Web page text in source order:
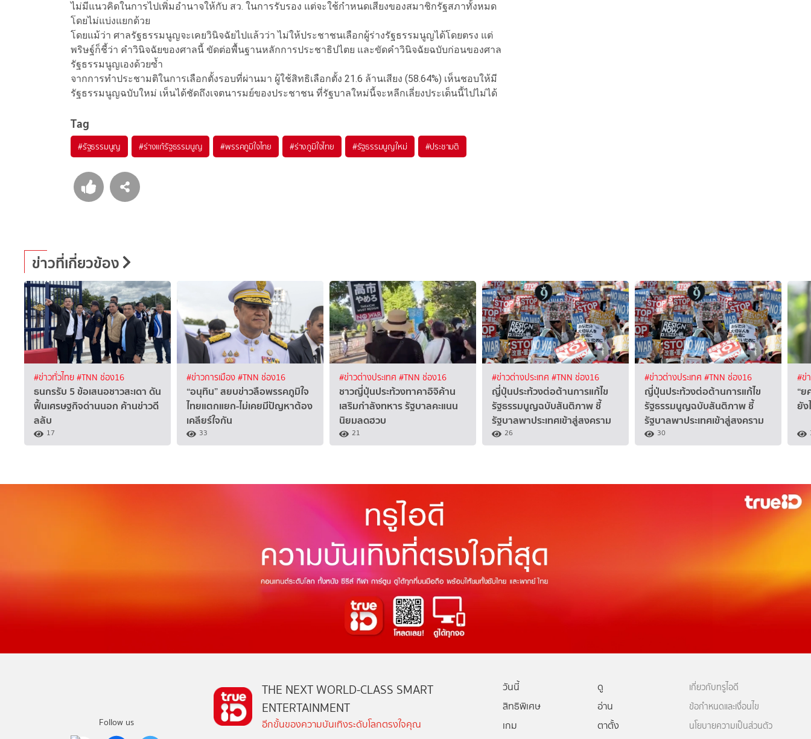
ไม่มีแนวคิดในการไปเพิ่มอํานาจให้กับ สว. ในการรับรอง แต่จะใช้กำหนดเสียงของสมาชิกรัฐสภาทั้งหมด
โดยไม่แบ่งแยกด้วย
โดยแม้ว่า ศาลรัฐธรรมนูญจะเคยวินิจฉัยไปแล้วว่า ไม่ให้ประชาชนเลือกผู้ร่างรัฐธรรมนูญได้โดยตรง แต่
พริษฐ์ก็ชี้ว่า คำวินิจฉัยของศาลนี้ ขัดต่อพื้นฐานหลักการประชาธิปไตย และขัดคําวินิจฉัยฉบับก่อนของศาล
รัฐธรรมนูญเองด้วยซ้ำ
จากการทำประชามติในการเลือกตั้งรอบที่ผ่านมา ผู้ใช้สิทธิเลือกตั้ง 21.6 ล้านเสียง (58.64%) เห็นชอบให้มี
รัฐธรรมนูญฉบับใหม่ เห็นได้ชัดถึงเจตนารมย์ของประชาชน ที่รัฐบาลใหม่นี้จะหลีกเลี่ยงประเด็นนี้ไปไม่ได้
Tag
#รัฐธรรมนูญ #ร่างแก้รัฐธรรมนูญ #พรรคภูมิใจไทย #ร่างภูมิใจไทย #รัฐธรรมนูญใหม่ #ประชามติ
ข่าวที่เกี่ยวข้อง
#ข่าวทั่วไทย#TNN ช่อง16
ธนกรรับ 5 ข้อเสนอชาวสะเดา ดัน
ฟื้นเศรษฐกิจด่านนอก ค้านข่าวดี
ลลับ
17
#ข่าวการเมือง#TNN ช่อง16
“อนุทิน” สยบข่าวลือพรรคภูมิใจ
ไทยแตกแยก-ไม่เคยมีปัญหาต้อง
เคลียร์ใจกัน
33
#ข่าวต่างประเทศ #TNN ช่อง16
ชาวญี่ปุ่นประท้วงทาคาอิจิค้าน
เสริมกำลังทหาร รัฐบาลคะแนน
นิยมลดฮวบ
21
#ข่าวต่างประเทศ #TNN ช่อง16
ญี่ปุ่นประท้วงต่อต้านการแก้ไข
รัฐธรรมนูญฉบับสันติภาพ ชี้
รัฐบาลพาประเทศเข้าสู่สงคราม
26
#ข่าวต่างประเทศ #TNN ช่อง16
ญี่ปุ่นประท้วงต่อต้านการแก้ไข
รัฐธรรมนูญฉบับสันติภาพ ชี้
รัฐบาลพาประเทศเข้าสู่สงคราม
30
#ข่
“
ยั
Follow us
THE NEXT WORLD-CLASS SMART
ENTERTAINMENT
อีกขั้นของความบันเทิงระดับโลกตรงใจคุณ
วันนี้
ดู
สิทธิพิเศษ
อ่าน
เกม
ตาตั้ง
เกี่ยวกับทรูไอดี
ข้อกำหนดและเงื่อนไข
นโยบายความเป็นส่วนตัว